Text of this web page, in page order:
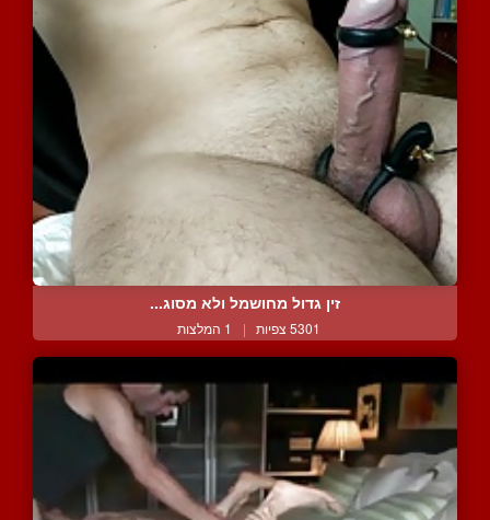
זין גדול מחושמל ולא מסוג...
5301 צפיות | 1 המלצות